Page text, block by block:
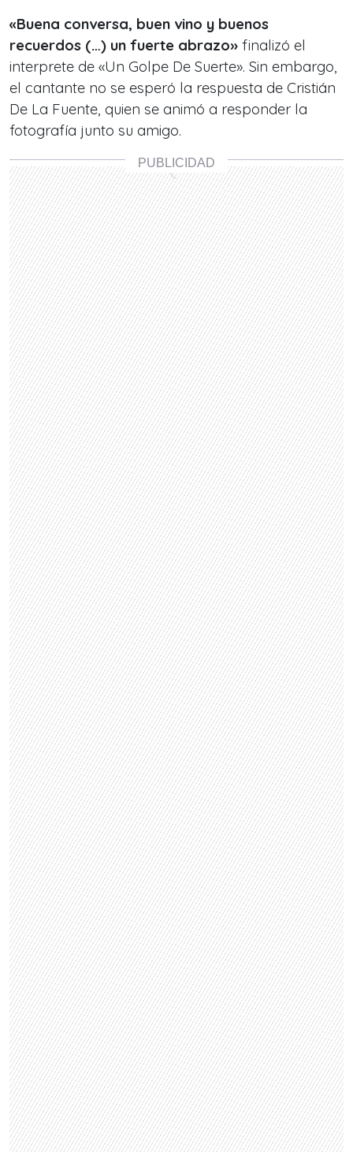
«Buena conversa, buen vino y buenos
recuerdos (…) un fuerte abrazo» finalizó el
interprete de «Un Golpe De Suerte». Sin embargo,
el cantante no se esperó la respuesta de Cristián
De La Fuente, quien se animó a responder la
fotografía junto su amigo.